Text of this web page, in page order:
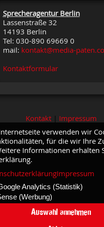
Sprecheragentur Berlin
Lassenstraße 32
14193 Berlin
Tel: 030-890 69669 0
mail: kontakt@media-
Kontaktformular
Kontakt| Impressum
verwenden wir
für die wir Ihre
Informationen erhalten
Impressum
Analytics (Statistik)
(Werbung)
Auswahl annehmen